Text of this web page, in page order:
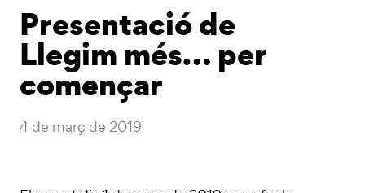
Presentació de
Llegim més… per
començar
4 de març de 2019